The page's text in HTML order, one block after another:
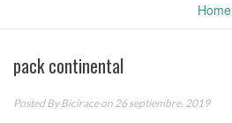
Home
pack continental
Posted ByBiciraceon 26 septiembre, 2019